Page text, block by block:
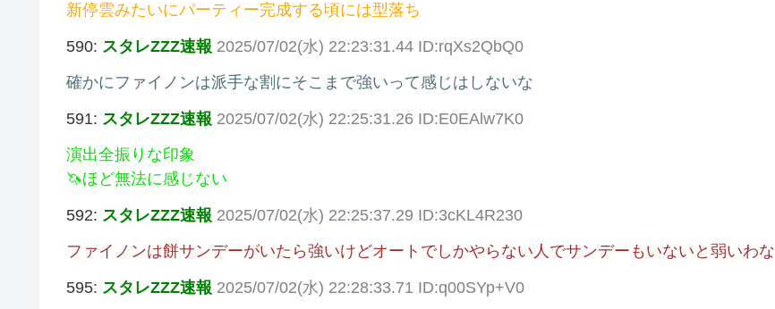
新停雲みたいにパーティー完成する頃には型落ち
590: スタレZZZ速報 2025/07/02(水) 22:23:31.44 ID:rqXs2QbQ0
確かにファイノンは派手な割にそこまで強いって感じはしないな
591: スタレZZZ速報 2025/07/02(水) 22:25:31.26 ID:E0EAlw7K0
演出全振りな印象
🦄ほど無法に感じない
592: スタレZZZ速報 2025/07/02(水) 22:25:37.29 ID:3cKL4R230
ファイノンは餅サンデーがいたら強いけどオートでしかやらない人でサンデーもいないと弱いわな
595: スタレZZZ速報 2025/07/02(水) 22:28:33.71 ID:q00SYp+V0